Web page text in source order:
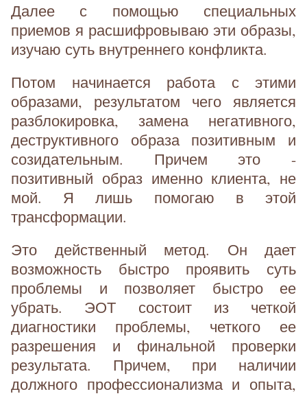
Далее с помощью специальных
приемов я расшифровываю эти образы,
изучаю суть внутреннего конфликта.
Потом начинается работа с этими
образами, результатом чего является
разблокировка, замена негативного,
деструктивного образа позитивным и
созидательным. Причем это -
позитивный образ именно клиента, не
мой. Я лишь помогаю в этой
трансформации.
Это действенный метод. Он дает
возможность быстро проявить суть
проблемы и позволяет быстро ее
убрать. ЭОТ состоит из четкой
диагностики проблемы, четкого ее
разрешения и финальной проверки
результата. Причем, при наличии
должного профессионализма и опыта,